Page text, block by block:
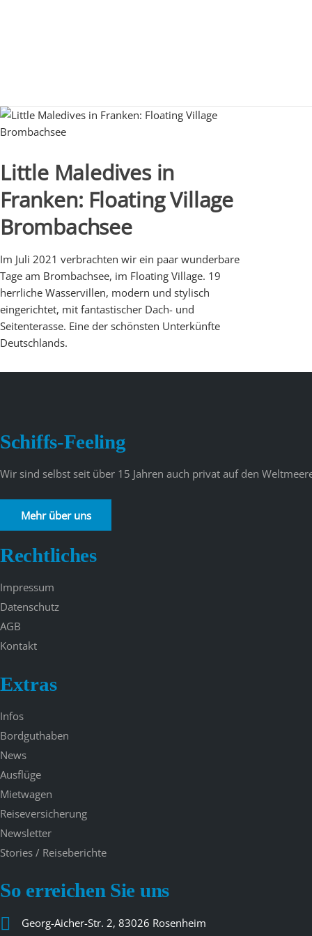
Little Maledives in
Franken: Floating Village
Brombachsee
Im Juli 2021 verbrachten wir ein paar wunderbare
Tage am Brombachsee, im Floating Village. 19
herrliche Wasservillen, modern und stylisch
eingerichtet, mit fantastischer Dach- und
Seitenterasse. Eine der schönsten Unterkünfte
Deutschlands.
Schiffs-Feeling
Wir sind selbst seit über 15 Jahren auch privat auf den
Mehr über uns
Rechtliches
Impressum
Datenschutz
AGB
Kontakt
Extras
Infos
Bordguthaben
News
Ausflüge
Mietwagen
Reiseversicherung
Newsletter
Stories / Reiseberichte
So erreichen Sie uns
Georg-Aicher-Str. 2, 83026 Rosenheim